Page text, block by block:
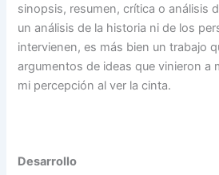
sinopsis, resumen, crítica o análisis
un análisis de la historia ni de los
intervienen, es más bien un trabajo
argumentos de ideas que vinieron a
mi percepción al ver la cinta.
Desarrollo